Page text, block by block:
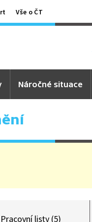
Vše o ČT
Náročné situace
Pracovní listy (5)